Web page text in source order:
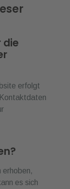
die
erfolgt
erhoben,
es sich